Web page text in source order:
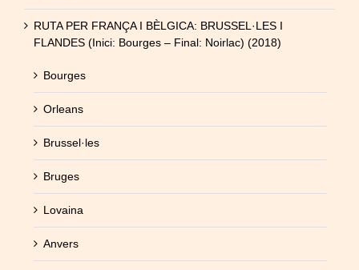
RUTA PER FRANÇA I BÈLGICA: BRUSSEL·LES I
FLANDES (Inici: Bourges – Final: Noirlac) (2018)
Bourges
Orleans
Brussel·les
Bruges
Lovaina
Anvers